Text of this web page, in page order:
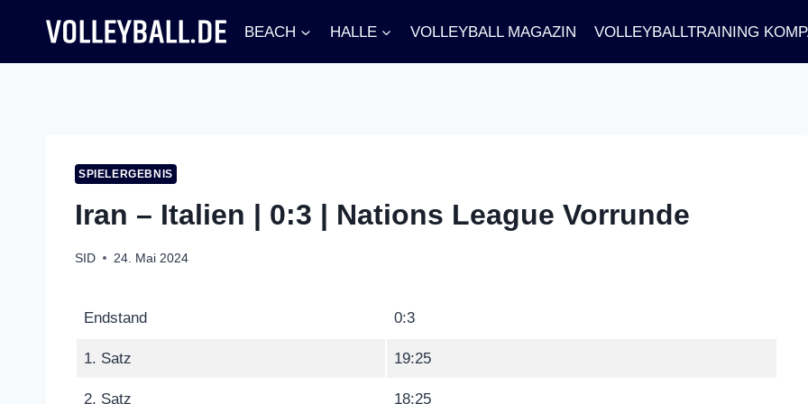
springen
BEACH HALLE VOLLEYBALL MAGAZIN VOLLEYBALLTRAINING
SPIELERGEBNIS
Iran – Italien | 0:3 | Nations League Vorrunde
SID 24. Mai 2024
Endstand 0:3
1. Satz 19:25
2. Satz 18:25